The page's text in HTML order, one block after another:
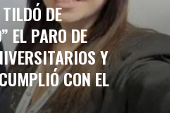
DE
EL PARO DE
Y
CON EL